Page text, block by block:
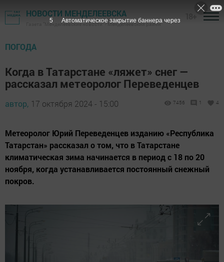
НОВОСТИ МЕНДЕЛЕЕВСКА
Газета "Менделеевские новости" - Менделеевский район
ПОГОДА
Когда в Татарстане «ляжет» снег —
рассказал метеоролог Переведенцев
автор, 17 октября 2024 - 15:00 7456 1 4
Метеоролог Юрий Переведенцев изданию «Республика
Татарстан» рассказал о том, что в Татарстане
климатическая зима начинается в период с 18 по 20
ноября, когда устанавливается постоянный снежный
покров.
4 Автоматическое закрытие баннера через